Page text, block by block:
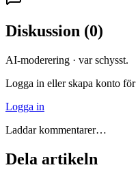
Diskussion (0)
AI-moderering · var schysst.
Logga in eller skapa konto för
Logga in
Laddar kommentarer…
Dela artikeln